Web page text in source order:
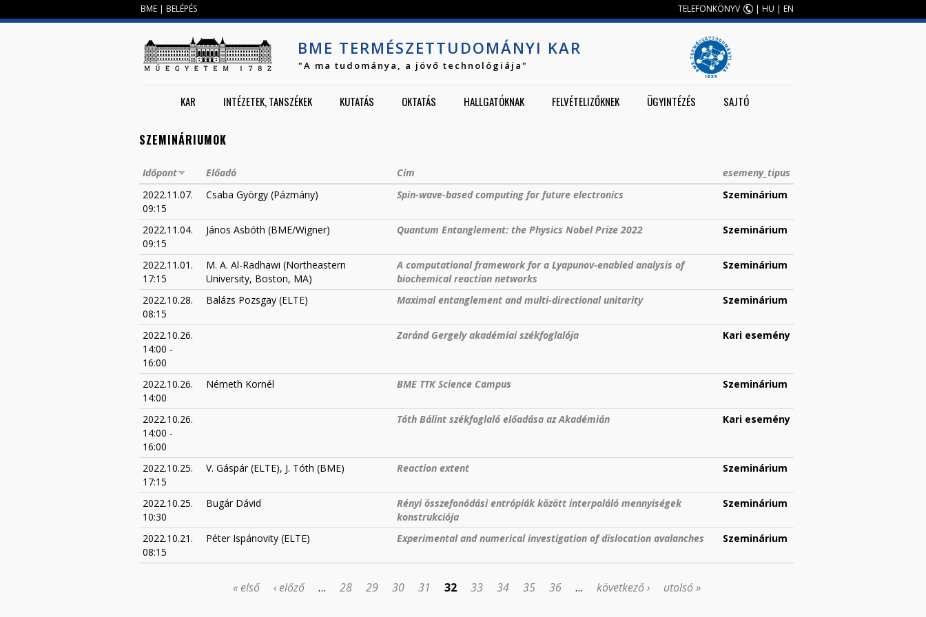
BME | BELÉPÉS TELEFONKÖNYV | HU | EN
BME TERMÉSZETTUDOMÁNYI KAR
"A ma tudománya, a jövő technológiája"
KAR INTÉZETEK, TANSZÉKEK KUTATÁS OKTATÁS HALLGATÓKNAK FELVÉTELIZŐKNEK ÜGYINTÉZÉS SAJTÓ
SZEMINÁRIUMOK
Időpont Előadó Cím
esemeny_tipus
2022.11.07.
09:15
Csaba György (Pázmány) Spin-wave-based computing for future electronics Szeminárium
2022.11.04.
09:15
János Asbóth (BME/Wigner) Quantum Entanglement: the Physics Nobel Prize 2022 Szeminárium
2022.11.01.
17:15
M. A. Al-Radhawi (Northeastern
University, Boston, MA)
A computational framework for a Lyapunov-enabled analysis of
biochemical reaction networks
Szeminárium
2022.10.28.
08:15
Balázs Pozsgay (ELTE) Maximal entanglement and multi-directional unitarity Szeminárium
2022.10.26.
14:00 -
16:00
Zaránd Gergely akadémiai székfoglalója Kari esemény
2022.10.26.
14:00
Németh Kornél BME TTK Science Campus Szeminárium
2022.10.26.
14:00 -
16:00
Tóth Bálint székfoglaló előadása az Akadémián Kari esemény
2022.10.25.
17:15
V. Gáspár (ELTE), J. Tóth (BME) Reaction extent Szeminárium
2022.10.25.
10:30
Bugár Dávid
Rényi összefonódási entrópiák között interpoláló mennyiségek
konstrukciója
Szeminárium
2022.10.21.
08:15
Péter Ispánovity (ELTE) Experimental and numerical investigation of dislocation avalanches Szeminárium
« első ‹ előző … 28 29 30 31 32 33 34 35 36 … következő › utolsó »